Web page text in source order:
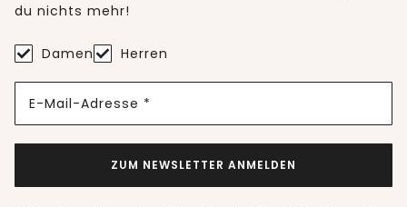
du nichts mehr!
Damen Herren
E-Mail-Adresse *
ZUM NEWSLETTER ANMELDEN